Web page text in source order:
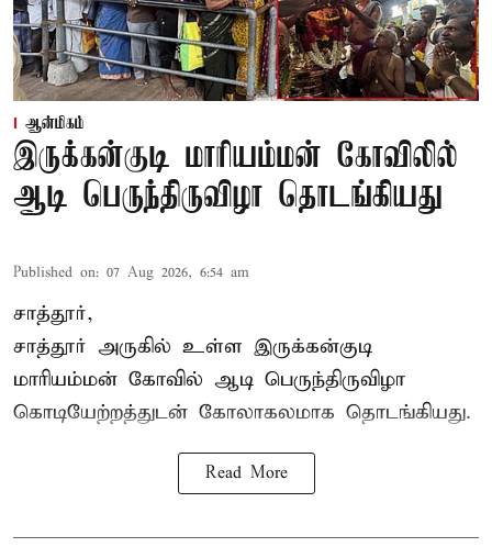
ஆன்மிகம்
இருக்கன்குடி மாரியம்மன் கோவிலில்
ஆடி பெருந்திருவிழா தொடங்கியது
Published on: 07 Aug 2026, 6:54 am
சாத்தூர்,
சாத்தூர் அருகில் உள்ள இருக்கன்குடி
மாரியம்மன் கோவில் ஆடி பெருந்திருவிழா
கொடியேற்றத்துடன் கோலாகலமாக தொடங்கியது.
Read More